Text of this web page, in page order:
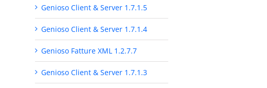
Genioso Client & Server 1.7.1.5
Genioso Client & Server 1.7.1.4
Genioso Fatture XML 1.2.7.7
Genioso Client & Server 1.7.1.3